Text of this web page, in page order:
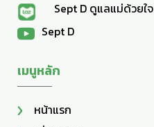
Sept D ดูแลแม่ด้วยใจ
Sept D
เมนูหลัก
หน้าแรก